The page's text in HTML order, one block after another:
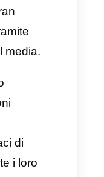
condivisa per
la
clienti.
senza